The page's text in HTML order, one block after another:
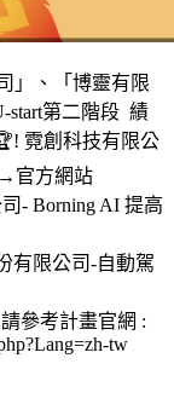
」、「博靈有限
start第二階段 績
霓創科技有限公
官方網站
- Borning AI 提高
有限公司-自動駕
參考計畫官網 :
tw